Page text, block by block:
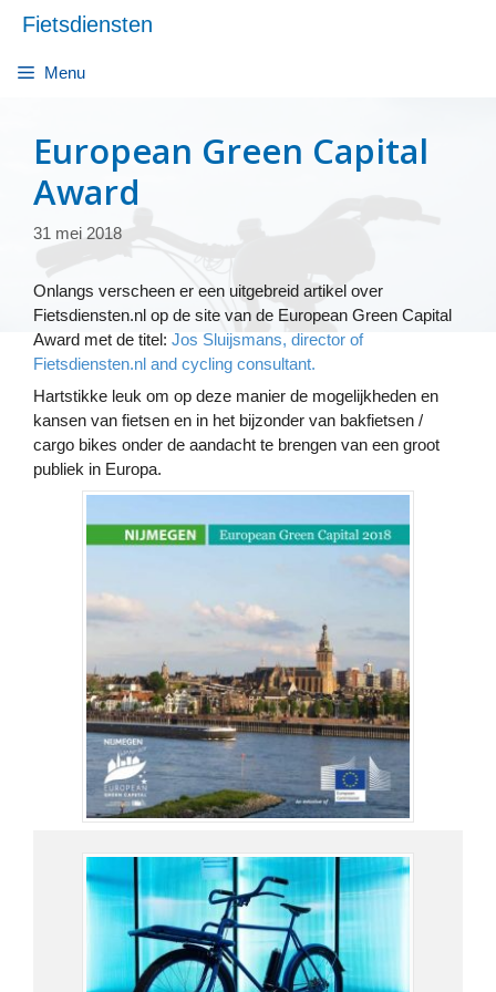
naar
inhoud
Fietsdiensten
Menu
European Green Capital
Award
31 mei 2018
Onlangs verscheen er een uitgebreid artikel over
Fietsdiensten.nl op de site van de European Green Capital
Award met de titel: Jos Sluijsmans, director of
Fietsdiensten.nl and cycling consultant.
Hartstikke leuk om op deze manier de mogelijkheden en
kansen van fietsen en in het bijzonder van bakfietsen /
cargo bikes onder de aandacht te brengen van een groot
publiek in Europa.